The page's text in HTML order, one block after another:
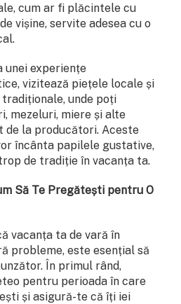
cum ar fi plăcintele cu
vișine, servite adesea cu o
unei experiențe
vizitează piețele locale și
unde poți
mezeluri, miere și alte
de la producători. Aceste
încânta papilele gustative,
de tradiție în vacanța ta.
Să Te Pregătești pentru O
vacanța ta de vară în
probleme, este esențial să
În primul rând,
pentru perioada în care
și asigură-te că îți iei